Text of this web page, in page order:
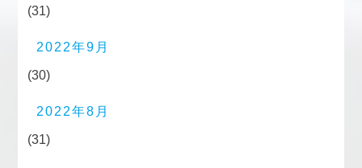
(31)
2022年9月
(30)
2022年8月
(31)